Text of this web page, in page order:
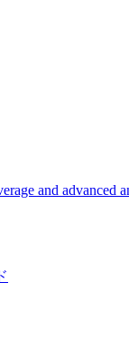
and advanced